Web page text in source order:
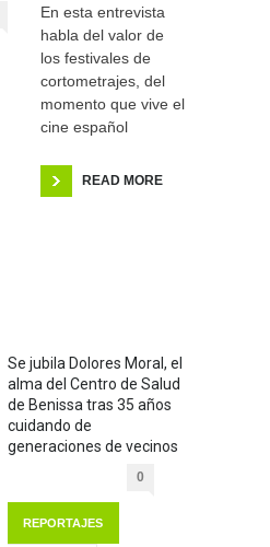
En esta entrevista
habla del valor de
los festivales de
cortometrajes, del
momento que vive el
cine español
READ MORE
Se jubila Dolores Moral, el
alma del Centro de Salud
de Benissa tras 35 años
cuidando de
generaciones de vecinos
0
REPORTAJES